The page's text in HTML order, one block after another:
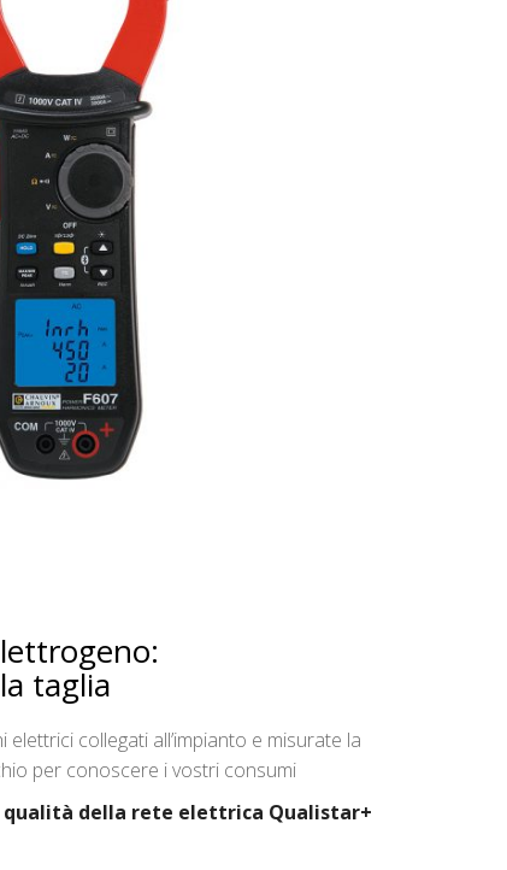
taglia
elettrici collegati all’impianto e misurate la
per conoscere i vostri consumi
della rete elettrica Qualistar+